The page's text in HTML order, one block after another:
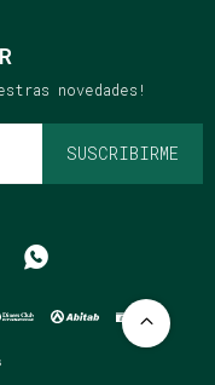
novedades!
SUSCRIBIRME
